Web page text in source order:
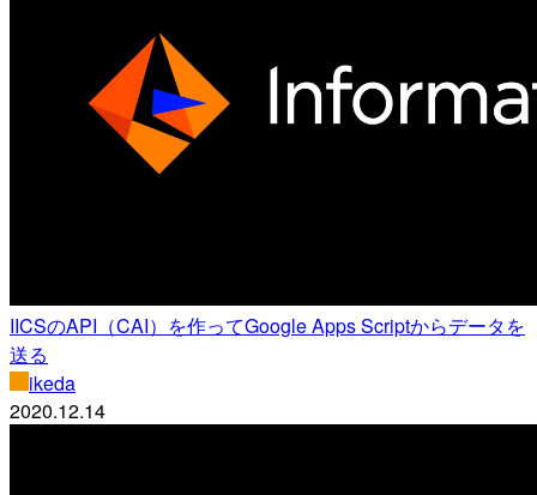
IICSのAPI（CAI）を作ってGoogle Apps Scriptからデータを
送る
ikeda
2020.12.14